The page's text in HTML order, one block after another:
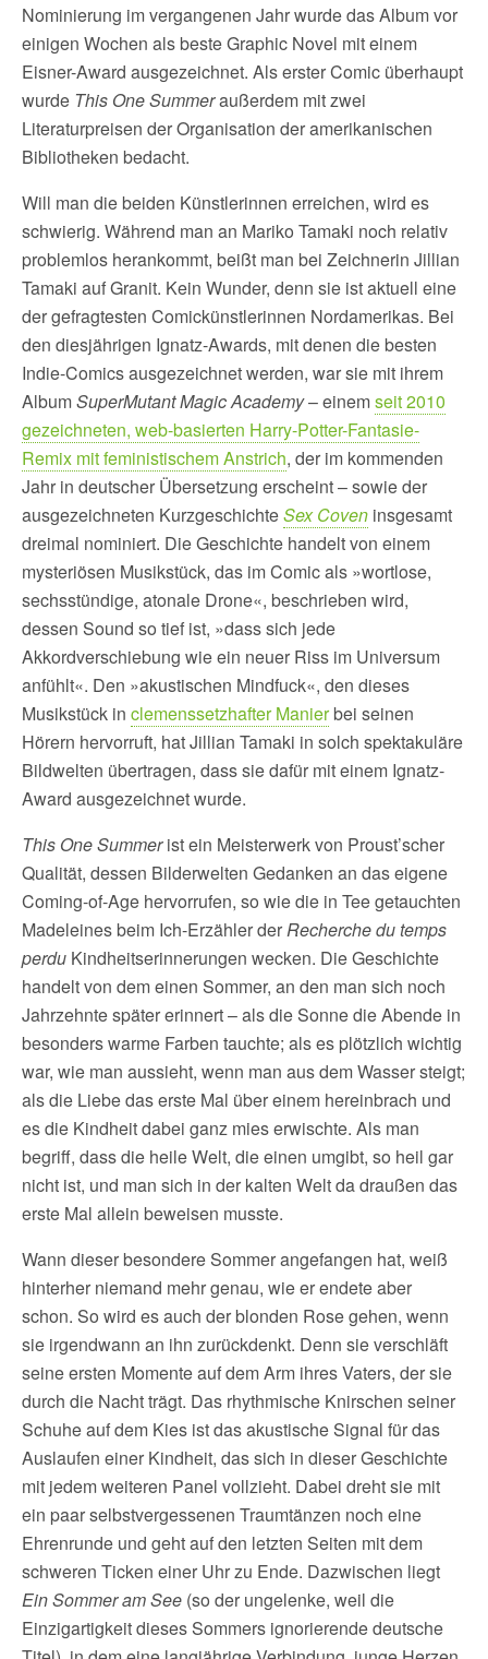
Nominierung im vergangenen Jahr wurde das Album vor
einigen Wochen als beste Graphic Novel mit einem
Eisner-Award ausgezeichnet. Als erster Comic überhaupt
wurde This One Summeraußerdem mit zwei
Literaturpreisen der Organisation der amerikanischen
Bibliotheken bedacht.
Will man die beiden Künstlerinnen erreichen, wird es
schwierig. Während man an Mariko Tamaki noch relativ
problemlos herankommt, beißt man bei Zeichnerin Jillian
Tamaki auf Granit. Kein Wunder, denn sie ist aktuell eine
der gefragtesten Comickünstlerinnen Nordamerikas. Bei
den diesjährigen Ignatz-Awards, mit denen die besten
Indie-Comics ausgezeichnet werden, war sie mit ihrem
AlbumSuperMutant Magic Academy– einemseit 2010
gezeichneten, web-basierten Harry-Potter-Fantasie-
Remix mit feministischem Anstrich, der im kommenden
Jahr in deutscher Übersetzung erscheint – sowie der
ausgezeichneten KurzgeschichteSex Coven insgesamt
dreimal nominiert. Die Geschichte handelt von einem
mysteriösen Musikstück, das im Comic als »wortlose,
sechsstündige, atonale Drone«, beschrieben wird,
dessen Sound so tief ist, »dass sich jede
Akkordverschiebung wie ein neuer Riss im Universum
anfühlt«. Den »akustischen Mindfuck«, den dieses
Musikstück in clemenssetzhafter Manierbei seinen
Hörern hervorruft, hat Jillian Tamaki in solch spektakuläre
Bildwelten übertragen, dass sie dafür mit einem Ignatz-
Award ausgezeichnet wurde.
This One Summerist ein Meisterwerk von Proust’scher
Qualität, dessen Bilderwelten Gedanken an das eigene
Coming-of-Age hervorrufen, so wie die in Tee getauchten
Madeleines beim Ich-Erzähler derRecherche du temps
perdu Kindheitserinnerungen wecken. Die Geschichte
handelt von dem einen Sommer, an den man sich noch
Jahrzehnte später erinnert – als die Sonne die Abende in
besonders warme Farben tauchte; als es plötzlich wichtig
war, wie man aussieht, wenn man aus dem Wasser steigt;
als die Liebe das erste Mal über einem hereinbrach und
es die Kindheit dabei ganz mies erwischte. Als man
begriff, dass die heile Welt, die einen umgibt, so heil gar
nicht ist, und man sich in der kalten Welt da draußen das
erste Mal allein beweisen musste.
Wann dieser besondere Sommer angefangen hat, weiß
hinterher niemand mehr genau, wie er endete aber
schon. So wird es auch der blonden Rose gehen, wenn
sie irgendwann an ihn zurückdenkt. Denn sie verschläft
seine ersten Momente auf dem Arm ihres Vaters, der sie
durch die Nacht trägt. Das rhythmische Knirschen seiner
Schuhe auf dem Kies ist das akustische Signal für das
Auslaufen einer Kindheit, das sich in dieser Geschichte
mit jedem weiteren Panel vollzieht. Dabei dreht sie mit
ein paar selbstvergessenen Traumtänzen noch eine
Ehrenrunde und geht auf den letzten Seiten mit dem
schweren Ticken einer Uhr zu Ende. Dazwischen liegt
Ein Sommer am See (so der ungelenke, weil die
Einzigartigkeit dieses Sommers ignorierende deutsche